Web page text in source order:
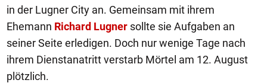
in der Lugner City an. Gemeinsam mit ihrem
Ehemann Richard Lugner sollte sie Aufgaben an
seiner Seite erledigen. Doch nur wenige Tage nach
ihrem Dienstanatritt verstarb Mörtel am 12. August
plötzlich.